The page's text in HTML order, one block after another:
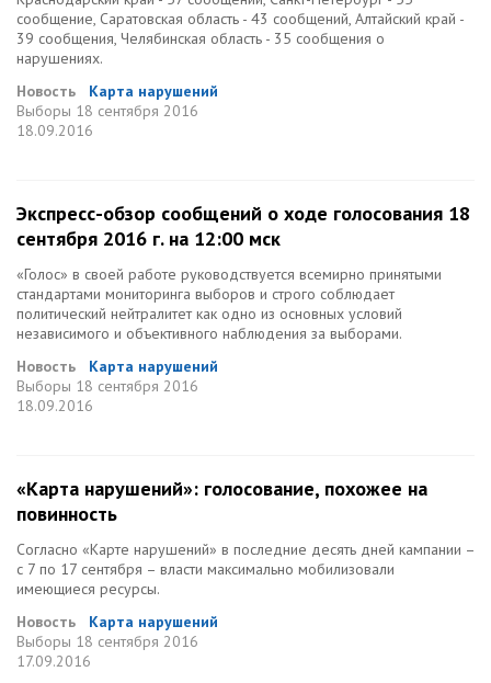
сообщение, Саратовская область - 43 сообщений, Алтайский край -
39 сообщения, Челябинская область - 35 сообщения о
нарушениях.
Новость
Карта нарушений
Выборы 18 сентября 2016
18.09.2016
Экспресс-обзор сообщений о ходе голосования 18
сентября 2016 г. на 12:00 мск
«Голос» в своей работе руководствуется всемирно принятыми
стандартами мониторинга выборов и строго соблюдает
политический нейтралитет как одно из основных условий
независимого и объективного наблюдения за выборами.
Новость
Карта нарушений
Выборы 18 сентября 2016
18.09.2016
«Карта нарушений»: голосование, похожее на
повинность
Согласно «Карте нарушений» в последние десять дней кампании –
с 7 по 17 сентября – власти максимально мобилизовали
имеющиеся ресурсы.
Новость
Карта нарушений
Выборы 18 сентября 2016
17.09.2016